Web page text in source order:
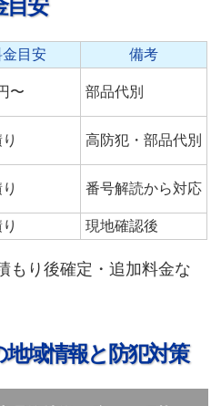
目安
金目安
備考
〜 部品代別
高防犯・部品代別
番号解読から対応
現地確認後
もり後確定・追加料金な
域情報と防犯対策